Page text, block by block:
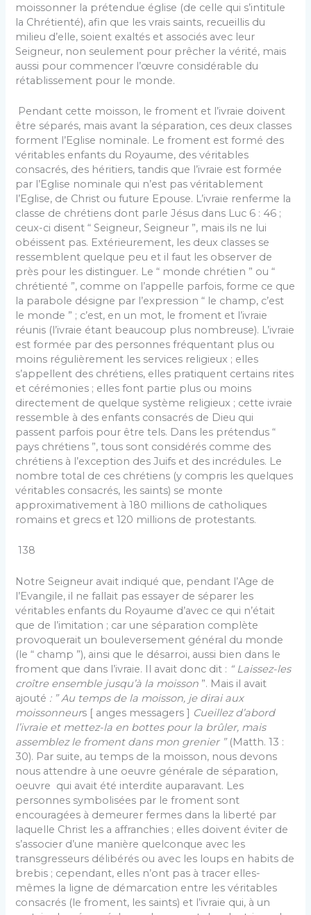
moissonner la prétendue église (de celle qui s’intitule
la Chrétienté), afin que les vrais saints, recueillis du
milieu d’elle, soient exaltés et associés avec leur
Seigneur, non seulement pour prêcher la vérité, mais
aussi pour commencer l’œuvre considérable du
rétablissement pour le monde.
Pendant cette moisson, le froment et l’ivraie doivent
être séparés, mais avant la séparation, ces deux classes
forment l’Eglise nominale. Le froment est formé des
véritables enfants du Royaume, des véritables
consacrés, des héritiers, tandis que l’ivraie est formée
par l’Eglise nominale qui n’est pas véritablement
l’Eglise, de Christ ou future Epouse. L’ivraie renferme la
classe de chrétiens dont parle Jésus dans Luc 6 : 46 ;
ceux-ci disent “ Seigneur, Seigneur ”, mais ils ne lui
obéissent pas. Extérieurement, les deux classes se
ressemblent quelque peu et il faut les observer de
près pour les distinguer. Le “ monde chrétien ” ou “
chrétienté ”, comme on l’appelle parfois, forme ce que
la parabole désigne par l’expression “ le champ, c’est
le monde ” ; c’est, en un mot, le froment et l’ivraie
réunis (l’ivraie étant beaucoup plus nombreuse). L’ivraie
est formée par des personnes fréquentant plus ou
moins régulièrement les services religieux ; elles
s’appellent des chrétiens, elles pratiquent certains rites
et cérémonies ; elles font partie plus ou moins
directement de quelque système religieux ; cette ivraie
ressemble à des enfants consacrés de Dieu qui
passent parfois pour être tels. Dans les prétendus “
pays chrétiens ”, tous sont considérés comme des
chrétiens à l’exception des Juifs et des incrédules. Le
nombre total de ces chrétiens (y compris les quelques
véritables consacrés, les saints) se monte
approximativement à 180 millions de catholiques
romains et grecs et 120 millions de protestants.
138
Notre Seigneur avait indiqué que, pendant l’Age de
l’Evangile, il ne fallait pas essayer de séparer les
véritables enfants du Royaume d’avec ce qui n’était
que de l’imitation ; car une séparation complète
provoquerait un bouleversement général du monde
(le “ champ ”), ainsi que le désarroi, aussi bien dans le
froment que dans l’ivraie. Il avait donc dit : “ Laissez-les
croître ensemble jusqu’à la moisson ”. Mais il avait
ajouté : ” Au temps de la moisson, je dirai aux
moissonneurs [ anges messagers ] Cueillez d’abord
l’ivraie et mettez-la en bottes pour la brûler, mais
assemblez le froment dans mon grenier ”(Matth. 13 :
30). Par suite, au temps de la moisson, nous devons
nous attendre à une oeuvre générale de séparation,
oeuvre qui avait été interdite auparavant. Les
personnes symbolisées par le froment sont
encouragées à demeurer fermes dans la liberté par
laquelle Christ les a affranchies ; elles doivent éviter de
s’associer d’une manière quelconque avec les
transgresseurs délibérés ou avec les loups en habits de
brebis ; cependant, elles n’ont pas à tracer elles-
mêmes la ligne de démarcation entre les véritables
consacrés (le froment, les saints) et l’ivraie qui, à un